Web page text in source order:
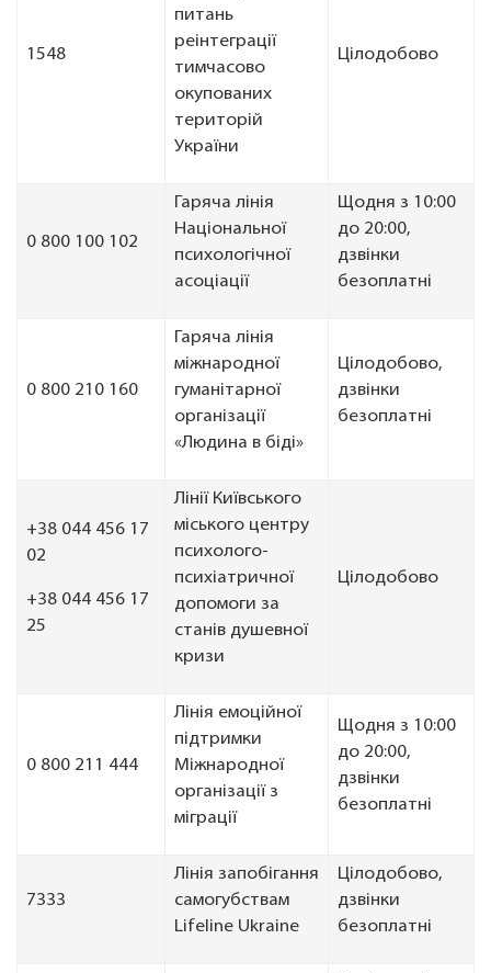
1548
питань
реінтеграції
тимчасово
окупованих
територій
України
Цілодобово
0 800 100 102
Гаряча лінія
Національної
психологічної
асоціації
Щодня з 10:00
до 20:00,
дзвінки
безоплатні
0 800 210 160
Гаряча лінія
міжнародної
гуманітарної
організації
«Людина в біді»
Цілодобово,
дзвінки
безоплатні
+38 044 456 17
02
+38 044 456 17
25
Лінії Київського
міського центру
психолого-
психіатричної
допомоги за
станів душевної
кризи
Цілодобово
0 800 211 444
Лінія емоційної
підтримки
Міжнародної
організації з
міграції
Щодня з 10:00
до 20:00,
дзвінки
безоплатні
7333
Лінія запобігання
самогубствам
Lifeline Ukraine
Цілодобово,
дзвінки
безоплатні